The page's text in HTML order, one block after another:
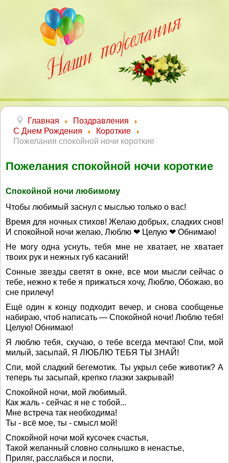
Главная
Поздравления
С Днем Рождения
Короткие
Пожелания спокойной ночи короткие
Пожелания спокойной ночи короткие
Спокойной ночи любимому
Чтобы любимый заснул с мыслью только о вас!
Время для ночных стихов! Желаю добрых, сладких снов!
И спокойной ночи желаю, Люблю ❤ Целую ❤ Обнимаю!
Не могу одна уснуть, тебя мне не хватает, не хватает
твоих рук и нежных губ касаний!
Сонные звезды светят в окне, все мои мысли сейчас о
тебе, нежно к тебе я прижаться хочу, Люблю, Обожаю, во
сне прилечу!
Ещё один к концу подходит вечер, и снова сообщенье
набираю, чтоб написать — Спокойной ночи! Люблю тебя!
Целую! Обнимаю!
Я люблю тебя, скучаю, о тебе всегда мечтаю! Спи, мой
милый, засыпай, Я ЛЮБЛЮ ТЕБЯ ТЫ ЗНАЙ!
Спи, мой сладкий бегемотик. Ты укрыл себе животик? А
теперь ты засыпай, крепко глазки закрывай!
Спокойной ночи, мой любимый.
Как жаль - сейчас я не с тобой...
Мне встреча так необходима!
Ты - всё мое, ты - смысл мой!
Спокойной ночи мой кусочек счастья,
Такой желанный словно солнышко в ненастье,
Приляг, расслабься и поспи,